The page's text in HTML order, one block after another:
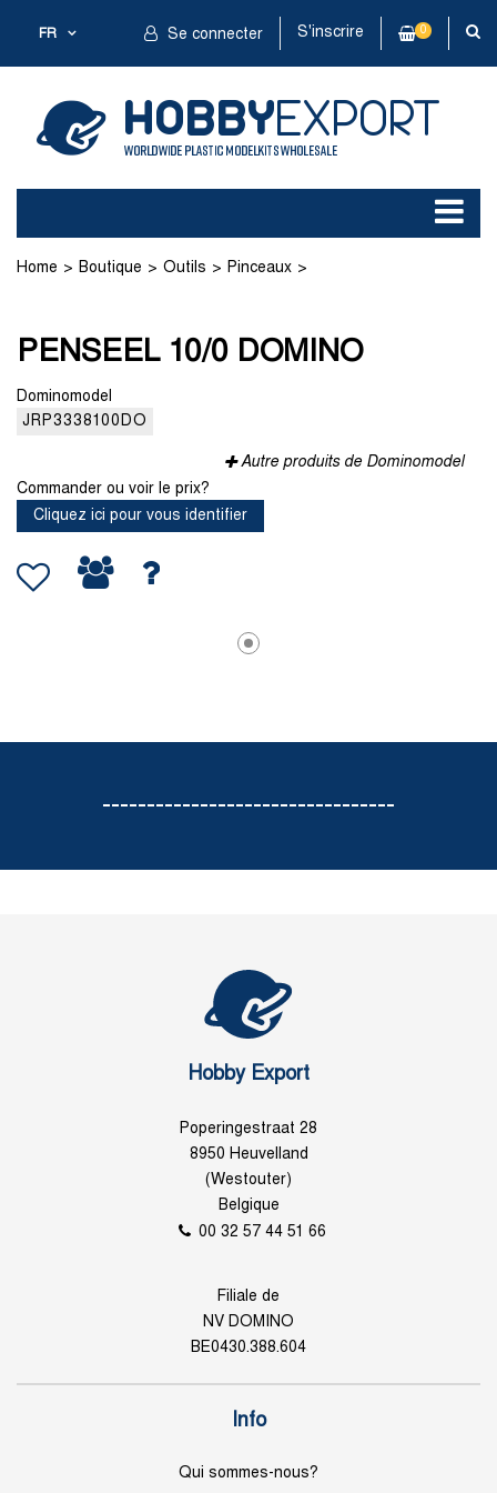
FR Se connecter S'inscrire 0
Home Boutique Outils Pinceaux
PENSEEL 10/0 DOMINO
Dominomodel
JRP3338100DO
Autre produits de Dominomodel
Commander ou voir le prix?
Cliquez ici pour vous identifier
---------------------------------
Hobby Export
Poperingestraat 28
8950 Heuvelland
(Westouter)
Belgique
00 32 57 44 51 66
Filiale de
NV DOMINO
BE0430.388.604
Info
Qui sommes-nous?